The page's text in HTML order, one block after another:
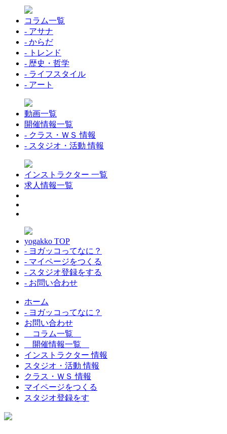
コラム一覧
- アサナ
- からだ
- トレンド
- 歴史・哲学
- ライフスタイル
- アート
動画一覧
開催情報一覧
- クラス・ＷＳ 情報
- スタジオ・活動 情報
インストラクター 一覧
求人情報一覧
yogakko TOP
- ヨガッコってなに？
- マイページをつくる
- スタジオ登録をする
- お問い合わせ
ホーム
- ヨガッコってなに？
お問い合わせ
コラム一覧
開催情報一覧
インストラクター 情報
スタジオ・活動 情報
クラス・ＷＳ 情報
マイページをつくる
スタジオ登録をす